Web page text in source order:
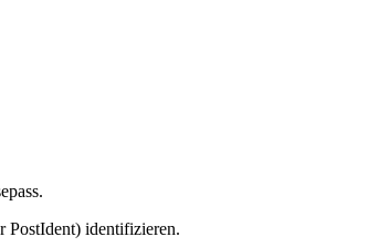
PostIdent) identifizieren.